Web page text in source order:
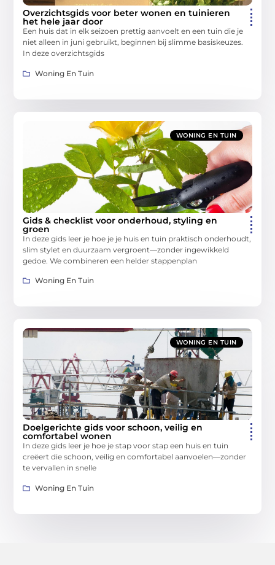
Overzichtsgids voor beter wonen en tuinieren
het hele jaar door
Een huis dat in elk seizoen prettig aanvoelt en een tuin die je
niet alleen in juni gebruikt, beginnen bij slimme basiskeuzes.
In deze overzichtsgids
Woning En Tuin
WONING EN TUIN
Gids & checklist voor onderhoud, styling en
groen
In deze gids leer je hoe je je huis en tuin praktisch onderhoudt,
slim stylet en duurzaam vergroent—zonder ingewikkeld
gedoe. We combineren een helder stappenplan
Woning En Tuin
WONING EN TUIN
Doelgerichte gids voor schoon, veilig en
comfortabel wonen
In deze gids leer je hoe je stap voor stap een huis en tuin
creëert die schoon, veilig en comfortabel aanvoelen—zonder
te vervallen in snelle
Woning En Tuin